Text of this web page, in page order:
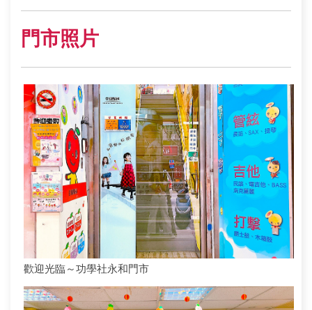
門市照片
歡迎光臨～功學社永和門市